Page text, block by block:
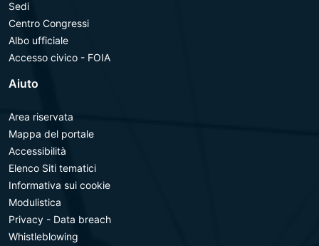
Sedi
Centro Congressi
Albo ufficiale
Accesso civico - FOIA
Aiuto
Area riservata
Mappa del portale
Accessibilità
Elenco Siti tematici
Informativa sui cookie
Modulistica
Privacy - Data breach
Whistleblowing